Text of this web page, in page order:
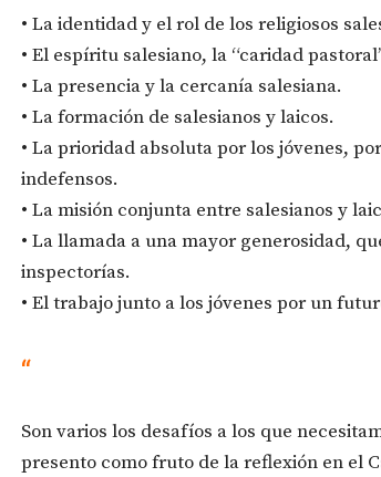
• La identidad y el rol de los religiosos
• El espíritu salesiano, la “caridad
• La presencia y la cercanía salesiana.
• La formación de salesianos y laicos.
• La prioridad absoluta por los jóvenes,
indefensos.
• La misión conjunta entre salesianos y
• La llamada a una mayor generosidad,
inspectorías.
• El trabajo junto a los jóvenes por un
“
Son varios los desafíos a los que
presento como fruto de la reflexión en el